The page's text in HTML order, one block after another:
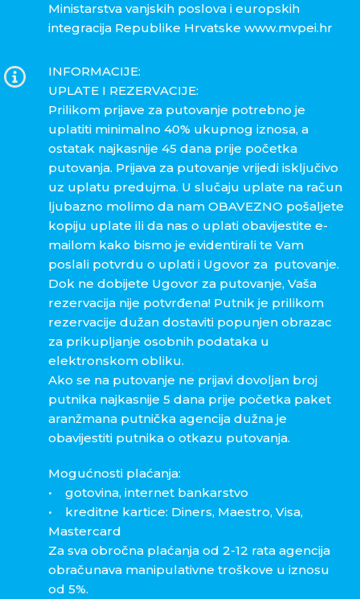
Ministarstva vanjskih poslova i europskih
integracija Republike Hrvatske www.mvpei.hr
INFORMACIJE:
UPLATE I REZERVACIJE:
Prilikom prijave za putovanje potrebno je
uplatiti minimalno 40% ukupnog iznosa, a
ostatak najkasnije 45 dana prije početka
putovanja. Prijava za putovanje vrijedi isključivo
uz uplatu predujma. U slučaju uplate na račun
ljubazno molimo da nam OBAVEZNO pošaljete
kopiju uplate ili da nas o uplati obavijestite e-
mailom kako bismo je evidentirali te Vam
poslali potvrdu o uplati i Ugovor za putovanje.
Dok ne dobijete Ugovor za putovanje, Vaša
rezervacija nije potvrđena! Putnik je prilikom
rezervacije dužan dostaviti popunjen obrazac
za prikupljanje osobnih podataka u
elektronskom obliku.
Ako se na putovanje ne prijavi dovoljan broj
putnika najkasnije 5 dana prije početka paket
aranžmana putnička agencija dužna je
obavijestiti putnika o otkazu putovanja.
Mogućnosti plaćanja:
• gotovina, internet bankarstvo
• kreditne kartice: Diners, Maestro, Visa,
Mastercard
Za sva obročna plaćanja od 2-12 rata agencija
obračunava manipulativne troškove u iznosu
od 5%.